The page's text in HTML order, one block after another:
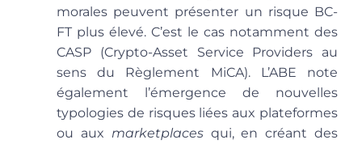
morales peuvent présenter un risque BC-
FT plus élevé. C’est le cas notamment des
CASP (Crypto-Asset Service Providers au
sens du Règlement MiCA). L’ABE note
également l’émergence de nouvelles
typologies de risques liées aux plateformes
ou aux marketplaces qui, en créant des